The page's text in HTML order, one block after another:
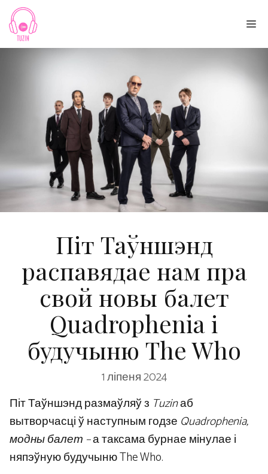
Skip
content
Піт Таўншэнд
распавядае нам пра
свой новы балет
Quadrophenia і
будучыню The Who
1 ліпеня 2024
Піт Таўншэнд размаўляў з Tuzinаб
вытворчасці ў наступным годзе Quadrophenia,
модны балет –а таксама бурнае мінулае і
няпэўную будучыню The Who.